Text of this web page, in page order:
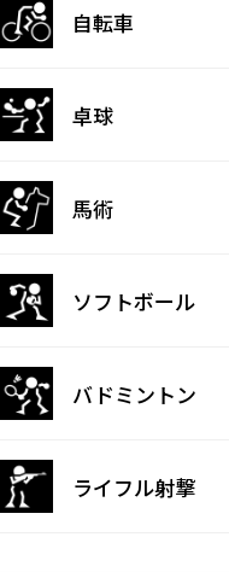
自転車
卓球
馬術
ソフトボール
バドミントン
ライフル射撃